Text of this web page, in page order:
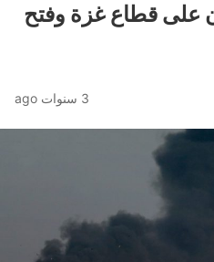
على قطاع غزة وفتح
3 سنوات ago